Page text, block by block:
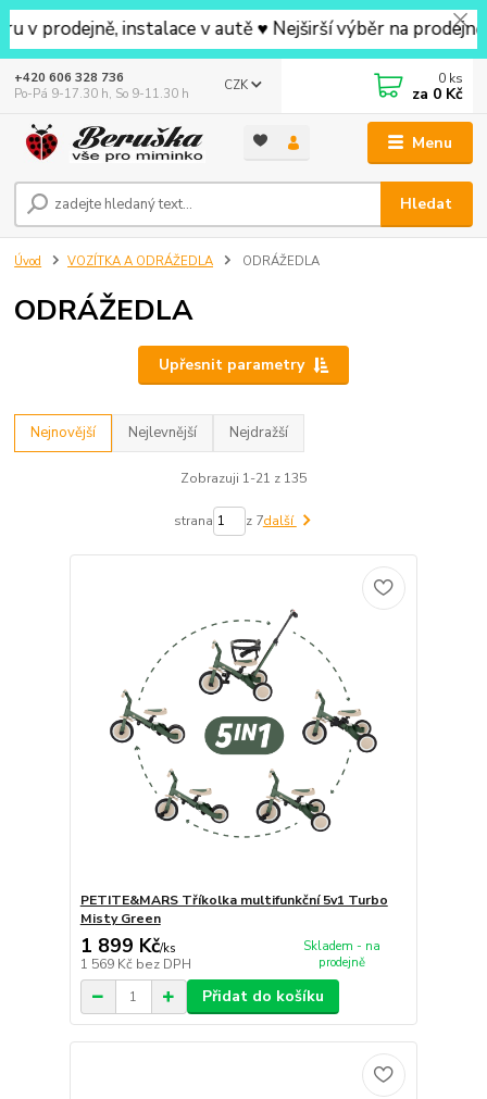
instalace v autě ♥ Nejširší výběr na prodejně
Menu
CZK
Hledat
+420 606 328 736
Po-Pá 9-17.30 h, So 9-11.30 h
0 ks
za 0 Kč
Úvod VOZÍTKA A ODRÁŽEDLA ODRÁŽEDLA
ODRÁŽEDLA
Upřesnit parametry
Nejnovější Nejlevnější Nejdražší
Zobrazuji 1-21 z 135
strana z 7další
PETITE&MARS Tříkolka multifunkční 5v1 Turbo
Misty Green
1 899 Kč/ks
1 569 Kč bez DPH
Skladem - na
prodejně
Přidat do košíku